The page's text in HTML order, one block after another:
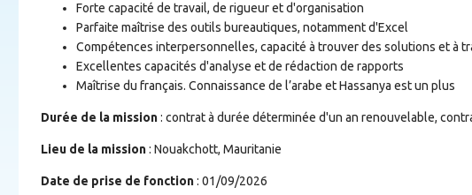
Forte capacité de travail, de rigueur et d'organisation
Parfaite maîtrise des outils bureautiques, notamment d'Excel
Compétences interpersonnelles, capacité à trouver des solutions et à
Excellentes capacités d'analyse et de rédaction de rapports
Maîtrise du français. Connaissance de l’arabe et Hassanya est un plus
Durée de la mission: contrat à durée déterminée d'un an renouvelable,
Lieu de la mission: Nouakchott, Mauritanie
Date de prise de fonction: 01/09/2026